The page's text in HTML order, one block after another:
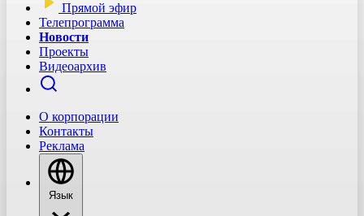
Прямой эфир
Телепрограмма
Новости
Проекты
Видеоархив
О корпорации
Контакты
Реклама
Язык